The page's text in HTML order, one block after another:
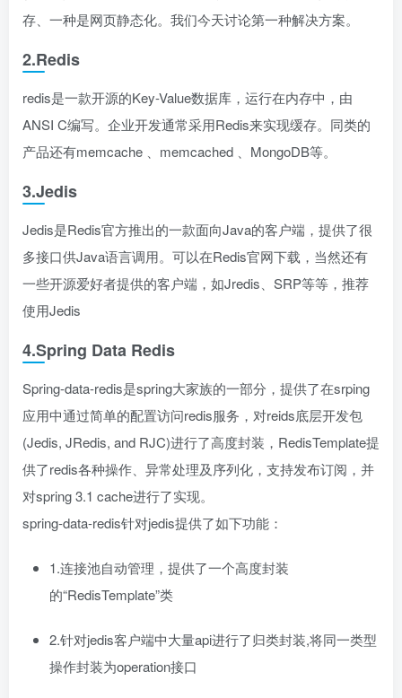
存、一种是网页静态化。我们今天讨论第一种解决方案。
2.Redis
redis是一款开源的Key-Value数据库，运行在内存中，由
ANSI C编写。企业开发通常采用Redis来实现缓存。同类的
产品还有memcache 、memcached 、MongoDB等。
3.Jedis
Jedis是Redis官方推出的一款面向Java的客户端，提供了很
多接口供Java语言调用。可以在Redis官网下载，当然还有
一些开源爱好者提供的客户端，如Jredis、SRP等等，推荐
使用Jedis
4.Spring Data Redis
Spring-data-redis是spring大家族的一部分，提供了在srping
应用中通过简单的配置访问redis服务，对reids底层开发包
(Jedis, JRedis, and RJC)进行了高度封装，RedisTemplate提
供了redis各种操作、异常处理及序列化，支持发布订阅，并
对spring 3.1 cache进行了实现。
spring-data-redis针对jedis提供了如下功能：
1.连接池自动管理，提供了一个高度封装
的“RedisTemplate”类
2.针对jedis客户端中大量api进行了归类封装,将同一类型
操作封装为operation接口